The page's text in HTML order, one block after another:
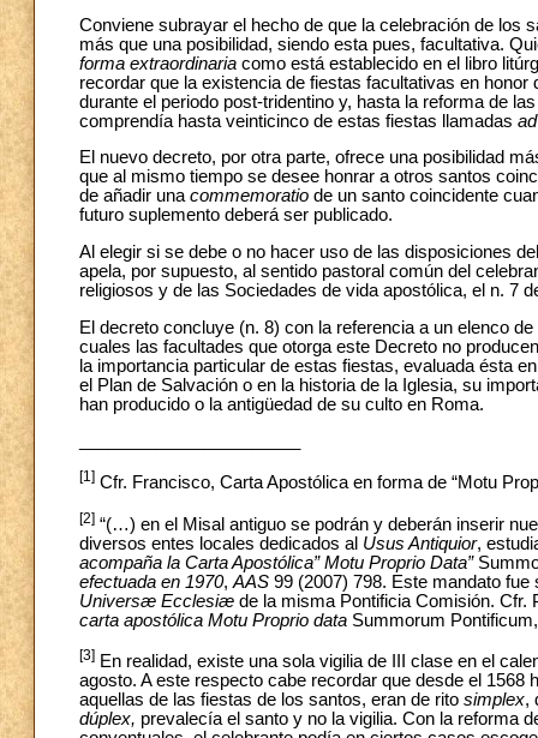
Conviene subrayar el hecho de que la celebración de
más que una posibilidad, siendo esta pues, facultativa.
forma extraordinaria como está establecido en el libro
recordar que la existencia de fiestas facultativas en
durante el periodo post-tridentino y, hasta la reforma de
comprendía hasta veinticinco de estas fiestas llamadas
El nuevo decreto, por otra parte, ofrece una posibilidad
que al mismo tiempo se desee honrar a otros santos
de añadir unacommemoratio de un santo coincidente
futuro suplemento deberá ser publicado.
Al elegir si se debe o no hacer uso de las disposiciones
apela, por supuesto, al sentido pastoral común del
religiosos y de las Sociedades de vida apostólica, el n. 7
El decreto concluye (n. 8) con la referencia a un elenco
cuales las facultades que otorga este Decreto no
la importancia particular de estas fiestas, evaluada ésta
el Plan de Salvación o en la historia de la Iglesia, su
han producido o la antigüedad de su culto en Roma.
[1] Cfr. Francisco, Carta Apostólica en forma de “Motu
[2] “(…) en el Misal antiguo se podrán y deberán inserir
diversos entes locales dedicados al Usus Antiquior,
acompaña la Carta Apostólica” Motu Proprio Data”
efectuada en 1970, AAS 99 (2007) 798. Este mandato
Universæ Ecclesiæ de la misma Pontificia Comisión. Cfr.
carta apostólica Motu Proprio data Summorum
[3] En realidad, existe una sola vigilia de III clase en el
agosto. A este respecto cabe recordar que desde el 1568
aquellas de las fiestas de los santos, eran de rito simplex,
dúplex, prevalecía el santo y no la vigilia. Con la reforma